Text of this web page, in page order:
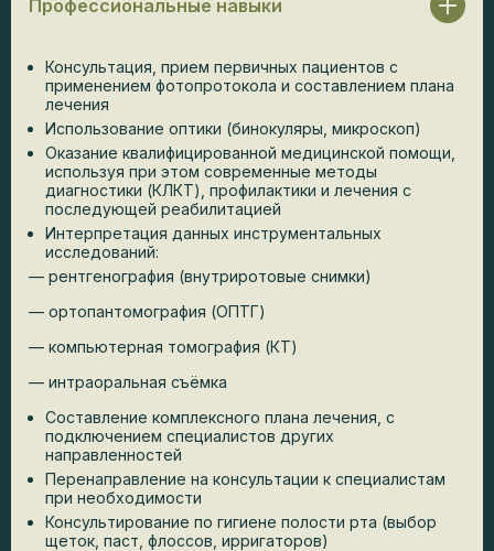
Профессиональные навыки
Консультация, прием первичных пациентов с
применением фотопротокола и составлением плана
лечения
Использование оптики (бинокуляры, микроскоп)
Оказание квалифицированной медицинской помощи,
используя при этом современные методы
диагностики (КЛКТ), профилактики и лечения с
последующей реабилитацией
Интерпретация данных инструментальных
исследований:
— рентгенография (внутриротовые снимки)
— ортопантомография (ОПТГ)
— компьютерная томография (КТ)
— интраоральная съёмка
Составление комплексного плана лечения, с
подключением специалистов других
направленностей
Перенаправление на консультации к специалистам
при необходимости
Консультирование по гигиене полости рта (выбор
щеток, паст, флоссов, ирригаторов)